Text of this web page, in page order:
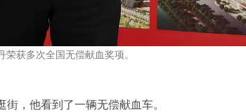
荣获多次全国无偿献血奖项。
，他看到了一辆无偿献血车。